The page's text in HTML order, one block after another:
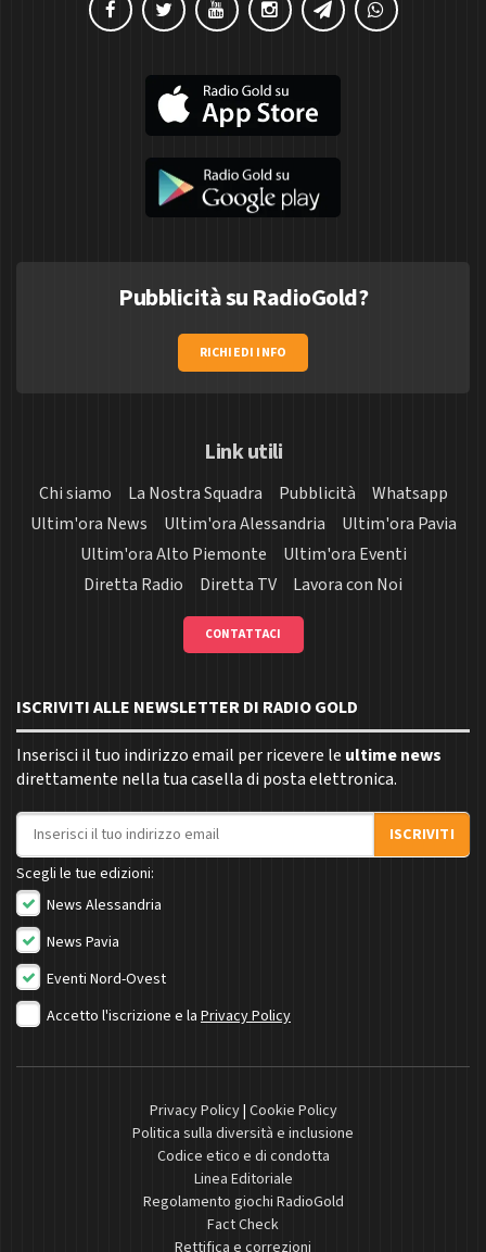
Pubblicità su RadioGold?
RICHIEDI INFO
Link utili
Chi siamo La Nostra Squadra Pubblicità
Whatsapp
Ultim'ora News
Ultim'ora Alessandria
Ultim'ora Pavia
Ultim'ora Alto Piemonte
Ultim'ora Eventi
Diretta Radio
Diretta TV Lavora con Noi
CONTATTACI
ISCRIVITI ALLE NEWSLETTER DI RADIO GOLD
Inserisci il tuo indirizzo email per ricevere le ultime news
direttamente nella tua casella di posta elettronica.
Indirizzo email
ISCRIVITI
Scegli le tue edizioni:
News Alessandria
News Pavia
Eventi Nord-Ovest
Accetto l'iscrizione e la Privacy Policy
Privacy Policy| Cookie Policy
Politica sulla diversità e inclusione
Codice etico e di condotta
Linea Editoriale
Regolamento giochi RadioGold
Fact Check